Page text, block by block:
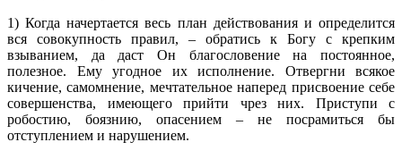
1) Когда начертается весь план действования и определится
вся совокупность правил, – обратись к Богу с крепким
взыванием, да даст Он благословение на постоянное,
полезное. Ему угодное их исполнение. Отвергни всякое
кичение, самомнение, мечтательное наперед присвоение себе
совершенства, имеющего прийти чрез них. Приступи с
робостию, боязнию, опасением – не посрамиться бы
отступлением и нарушением.